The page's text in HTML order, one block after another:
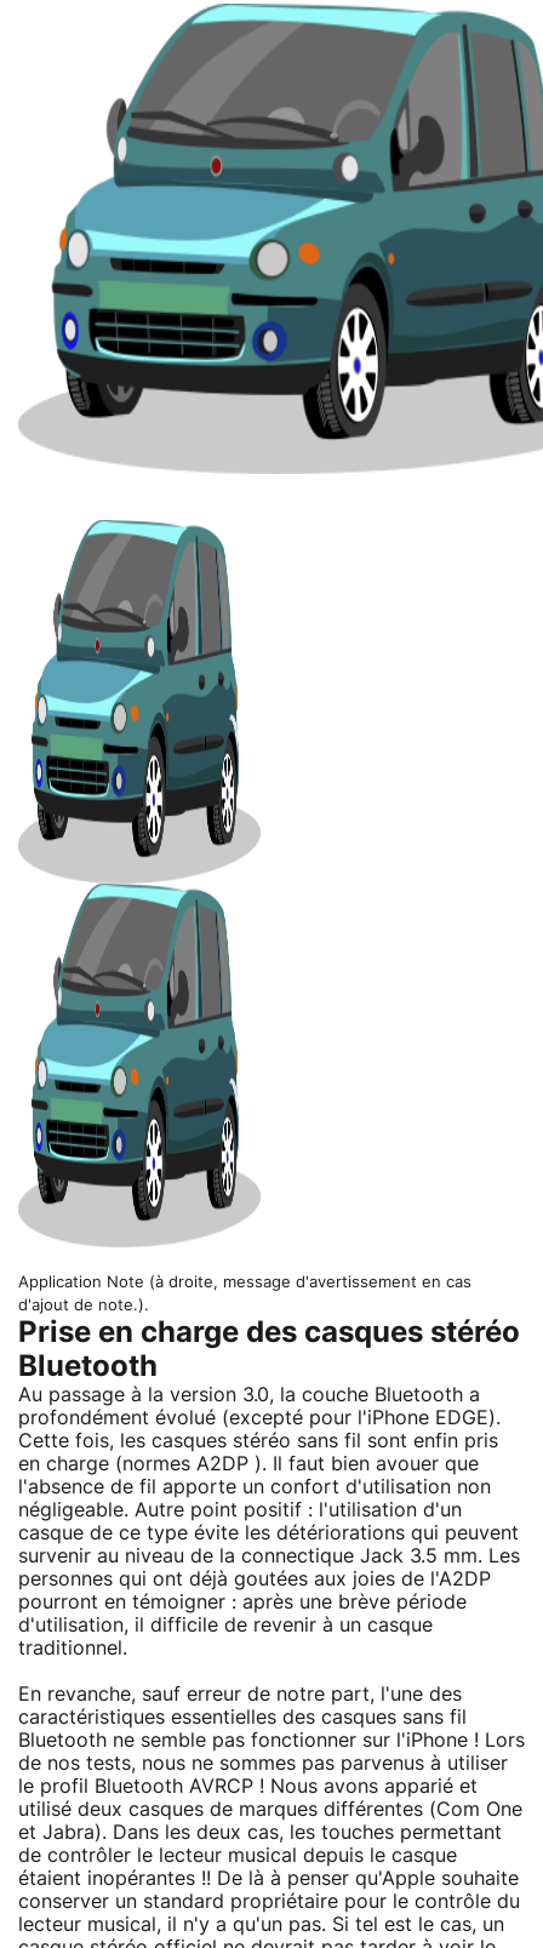
Application Note (à droite, message d'avertissement en cas
d'ajout de note.).
Prise en charge des casques stéréo
Bluetooth
Au passage à la version 3.0, la couche Bluetooth a
profondément évolué (excepté pour l'iPhone EDGE).
Cette fois, les casques stéréo sans fil sont enfin pris
en charge (normes A2DP ). Il faut bien avouer que
l'absence de fil apporte un confort d'utilisation non
négligeable. Autre point positif : l'utilisation d'un
casque de ce type évite les détériorations qui peuvent
survenir au niveau de la connectique Jack 3.5 mm. Les
personnes qui ont déjà goutées aux joies de l'A2DP
pourront en témoigner : après une brève période
d'utilisation, il difficile de revenir à un casque
traditionnel.
En revanche, sauf erreur de notre part, l'une des
caractéristiques essentielles des casques sans fil
Bluetooth ne semble pas fonctionner sur l'iPhone ! Lors
de nos tests, nous ne sommes pas parvenus à utiliser
le profil Bluetooth AVRCP ! Nous avons apparié et
utilisé deux casques de marques différentes (Com One
et Jabra). Dans les deux cas, les touches permettant
de contrôler le lecteur musical depuis le casque
étaient inopérantes !! De là à penser qu'Apple souhaite
conserver un standard propriétaire pour le contrôle du
lecteur musical, il n'y a qu'un pas. Si tel est le cas, un